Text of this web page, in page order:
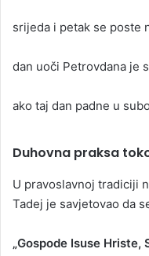
srijeda i petak se poste
dan uoči Petrovdana je
ako taj dan padne u
Duhovna praksa
U pravoslavnoj tradiciji
Tadej je savjetovao da
„Gospode Isuse Hriste,